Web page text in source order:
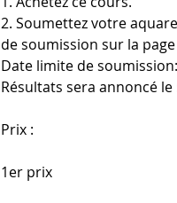
2. Soumettez votre
de soumission sur la
Date limite de soumission:
Résultats sera annoncé le
Prix :
1er prix